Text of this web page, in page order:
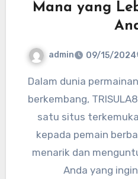
Mana yang
admin 09/15/2024
Dalam dunia permainan daring yang semakin
berkembang,
satu situs
kepada pemain
menarik dan
Anda yang